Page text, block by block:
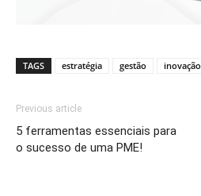
TAGS estratégia gestão inovação
Previous article
5 ferramentas essenciais para
o sucesso de uma PME!